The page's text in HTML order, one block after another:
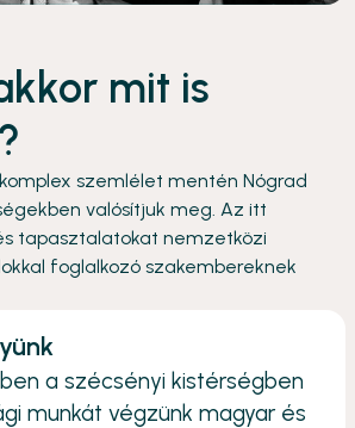
mit is
szemlélet mentén Nógrad
valósítjuk meg. Az itt
tapasztalatokat nemzetközi
foglalkozó szakembereknek
a szécsényi kistérségben
munkát végzünk magyar és